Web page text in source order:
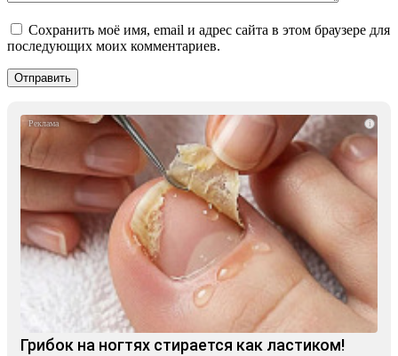
Сохранить моё имя, email и адрес сайта в этом браузере для
последующих моих комментариев.
i
Грибок на ногтях стирается как ластиком!